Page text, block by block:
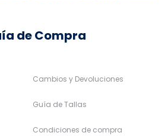
de Compra
Cambios y Devoluciones
Guía de Tallas
Condiciones de compra